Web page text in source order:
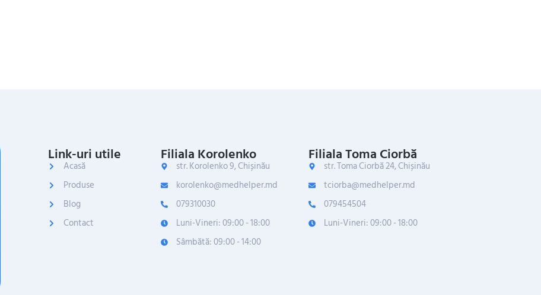
Link-uri utile
Acasă
Produse
Blog
Contact
Filiala Korolenko
str. Korolenko 9, Chișinău
korolenko@medhelper.md
079310030
Luni-Vineri: 09:00 - 18:00
Sâmbătă: 09:00 - 14:00
Filiala Toma Ciorbă
str. Toma Ciorbă 24, Chișinău
tciorba@medhelper.md
079454504
Luni-Vineri: 09:00 - 18:00